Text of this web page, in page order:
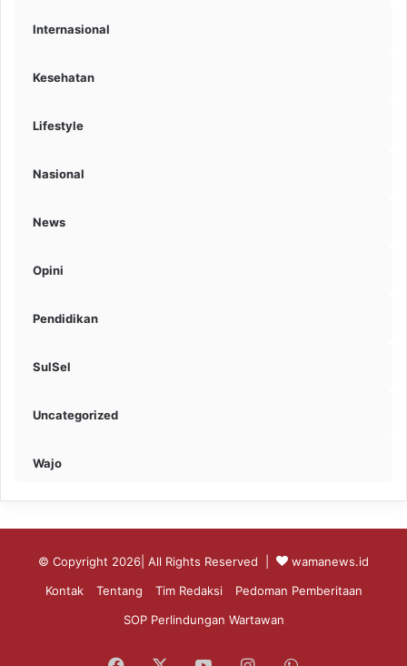
Internasional
Kesehatan
Lifestyle
Nasional
News
Opini
Pendidikan
SulSel
Uncategorized
Wajo
© Copyright 2026| All Rights Reserved |
wamanews.id
Kontak
Tentang Tim Redaksi
Pedoman Pemberitaan
SOP Perlindungan Wartawan